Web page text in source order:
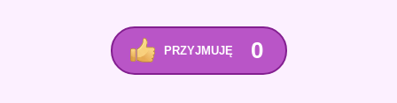
PRZYJMUJĘ 0